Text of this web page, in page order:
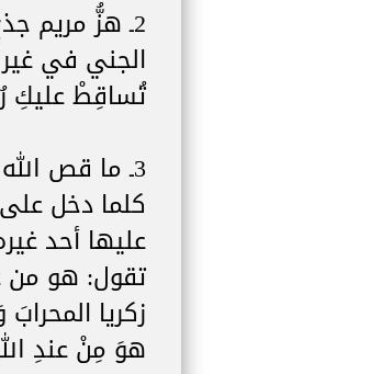
2ـ هزُّ مريم
الجني في
تُساقِطْ عليكِ
3ـ ما قص
كلما دخل
عليها أحد
تقول: هو من
زكريا
هوَ مِنْ عندِ